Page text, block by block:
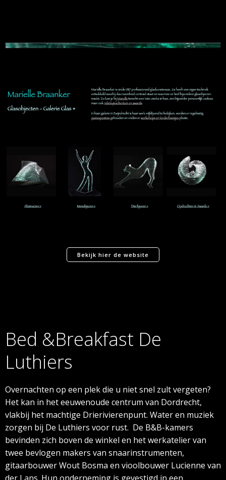
Bekijk hier de website
Bed &Breakfast De
Luthiers
Overnachten op een plek die u niet snel zult vergeten?
Het kan in het eeuwenoude centrum van Dordrecht,
vlakbij het machtige Drierivierenpunt. Water en muziek
zorgen bij De Luthiers voor rust. De B&B-kamers
bevinden zich boven de winkel en het werkatelier van
twee bevlogen makers van snaarinstrumenten,
gitaarbouwer Wout Bosma en vioolbouwer Lucienne van